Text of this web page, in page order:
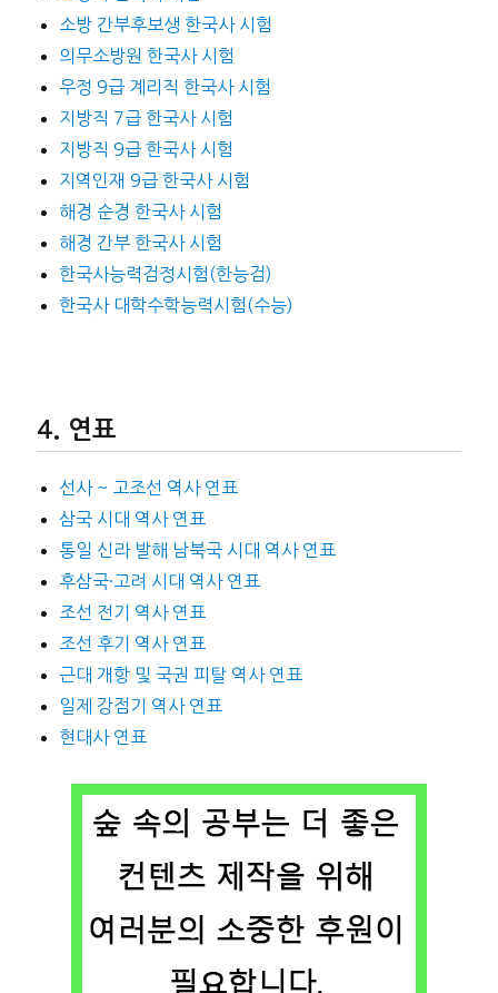
소방 간부후보생 한국사 시험
의무소방원 한국사 시험
우정 9급 계리직 한국사 시험
지방직 7급 한국사 시험
지방직 9급 한국사 시험
지역인재 9급 한국사 시험
해경 순경 한국사 시험
해경 간부 한국사 시험
한국사능력검정시험(한능검)
한국사 대학수학능력시험(수능)
연표
선사 ~ 고조선 역사 연표
삼국 시대 역사 연표
통일 신라 발해 남북국 시대 역사 연표
후삼국·고려 시대 역사 연표
조선 전기 역사 연표
조선 후기 역사 연표
근대 개항 및 국권 피탈 역사 연표
일제 강점기 역사 연표
현대사 연표